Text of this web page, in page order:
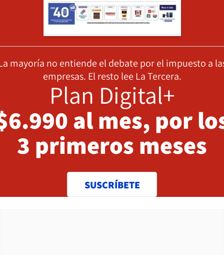
mayoría no entiende el debate por el impuesto a
empresas. El resto lee La Tercera.
Plan Digital+
al mes, por
3 primeros meses
SUSCRÍBETE